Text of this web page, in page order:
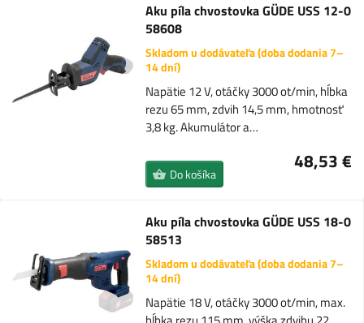
Aku píla chvostovka GÜDE USS 12-0
58608
Skladom u dodávateľa (doba dodania 7–
14 dní)
Napätie 12 V, otáčky 3000 ot/min, hĺbka
rezu 65 mm, zdvih 14,5 mm, hmotnosť
3,8 kg. Akumulátor a…
48,53 €
Do košíka
Aku píla chvostovka GÜDE USS 18-0
58513
Skladom u dodávateľa (doba dodania 7–
14 dní)
Napätie 18 V, otáčky 3000 ot/min, max.